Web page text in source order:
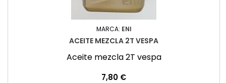
MARCA: ENI
ACEITE MEZCLA 2T VESPA
Aceite mezcla 2T vespa
Precio
7,80 €